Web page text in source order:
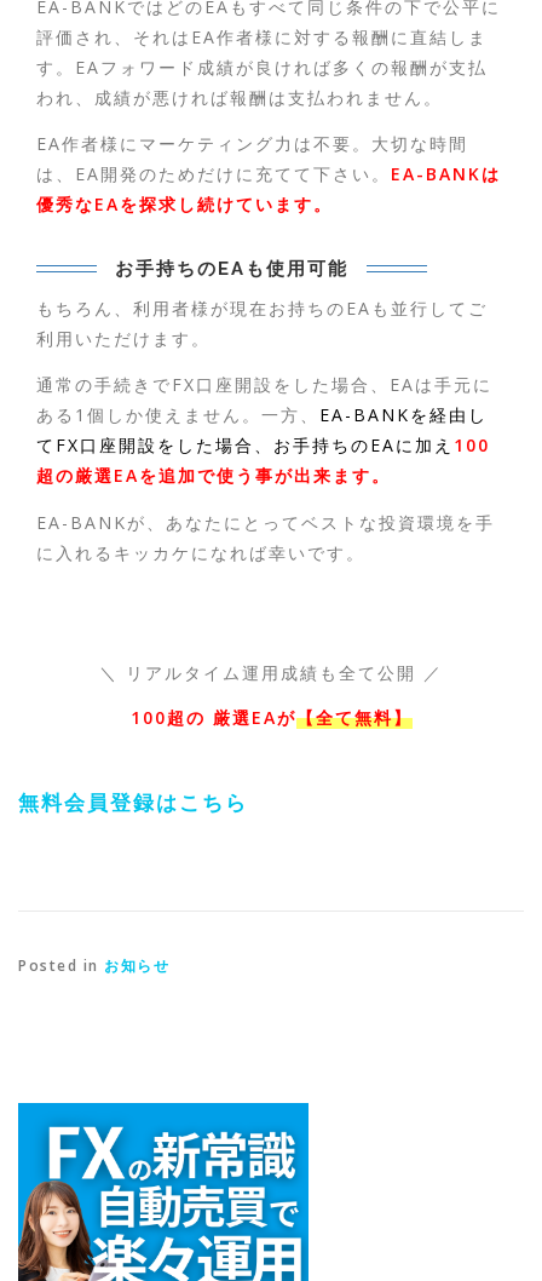
EA-BANKではどのEAもすべて同じ条件の下で公平に
評価され、それはEA作者様に対する報酬に直結しま
す。EAフォワード成績が良ければ多くの報酬が支払
われ、成績が悪ければ報酬は支払われません。
EA作者様にマーケティング力は不要。大切な時間
は、EA開発のためだけに充てて下さい。 EA-BANKは
優秀なEAを探求し続けています。
お手持ちのEAも使用可能
もちろん、利用者様が現在お持ちのEAも並行してご
利用いただけます。
通常の手続きでFX口座開設をした場合、EAは手元に
ある1個しか使えません。一方、 EA-BANKを経由し
てFX口座開設をした場合、お手持ちのEAに加え 100
超の厳選EAを追加で使う事が出来ます。
EA-BANKが、あなたにとってベストな投資環境を手
に入れるキッカケになれば幸いです。
＼ リアルタイム運用成績も全て公開 ／
100超の 厳選EAが【全て無料】
無料会員登録はこちら
Posted in お知らせ